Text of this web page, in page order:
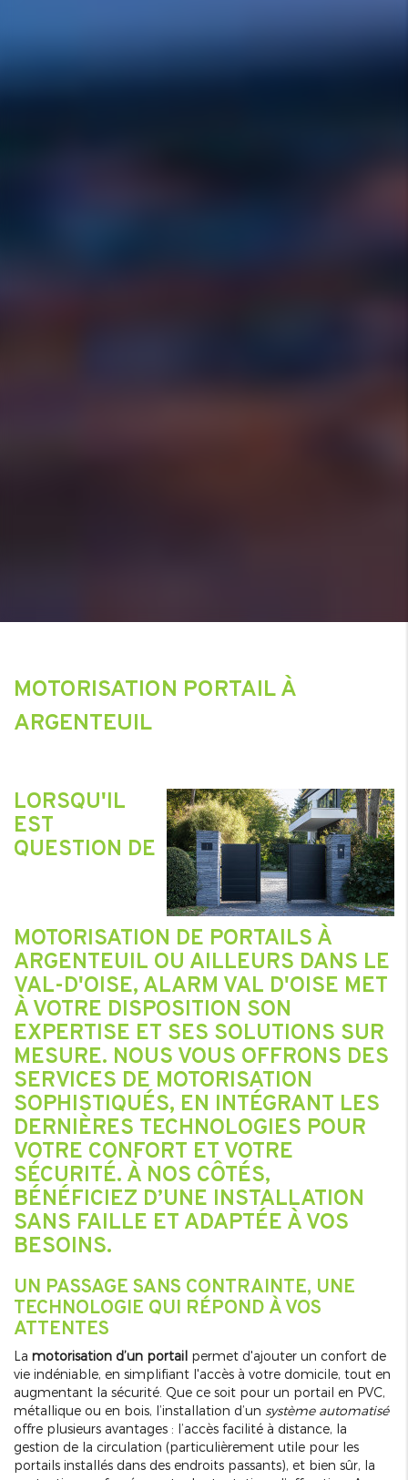
MOTORISATION PORTAIL À
ARGENTEUIL
LORSQU'IL
EST
QUESTION DE
MOTORISATION DE PORTAILS À
ARGENTEUIL OU AILLEURS DANS LE
VAL-D'OISE, ALARM VAL D'OISE MET
À VOTRE DISPOSITION SON
EXPERTISE ET SES SOLUTIONS SUR
MESURE. NOUS VOUS OFFRONS DES
SERVICES DE MOTORISATION
SOPHISTIQUÉS, EN INTÉGRANT LES
DERNIÈRES TECHNOLOGIES POUR
VOTRE CONFORT ET VOTRE
SÉCURITÉ. À NOS CÔTÉS,
BÉNÉFICIEZ D’UNE INSTALLATION
SANS FAILLE ET ADAPTÉE À VOS
BESOINS.
UN PASSAGE SANS CONTRAINTE, UNE
TECHNOLOGIE QUI RÉPOND À VOS
ATTENTES
La motorisation d’un portail permet d'ajouter un confort de
vie indéniable, en simplifiant l'accès à votre domicile, tout en
augmentant la sécurité. Que ce soit pour un portail en PVC,
métallique ou en bois, l’installation d’un système automatisé
offre plusieurs avantages : l’accès facilité à distance, la
gestion de la circulation (particulièrement utile pour les
portails installés dans des endroits passants), et bien sûr, la